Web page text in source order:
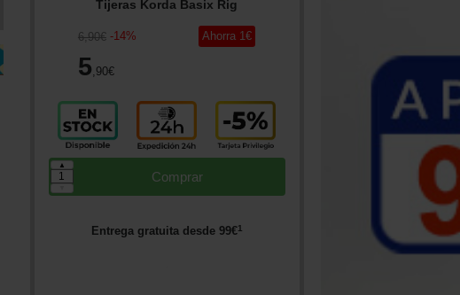
Tijeras Korda Basix Rig
6,90€ -14%
5,90€
Ahorra 1€
Comprar
▲
Entrega gratuita desde 99€1